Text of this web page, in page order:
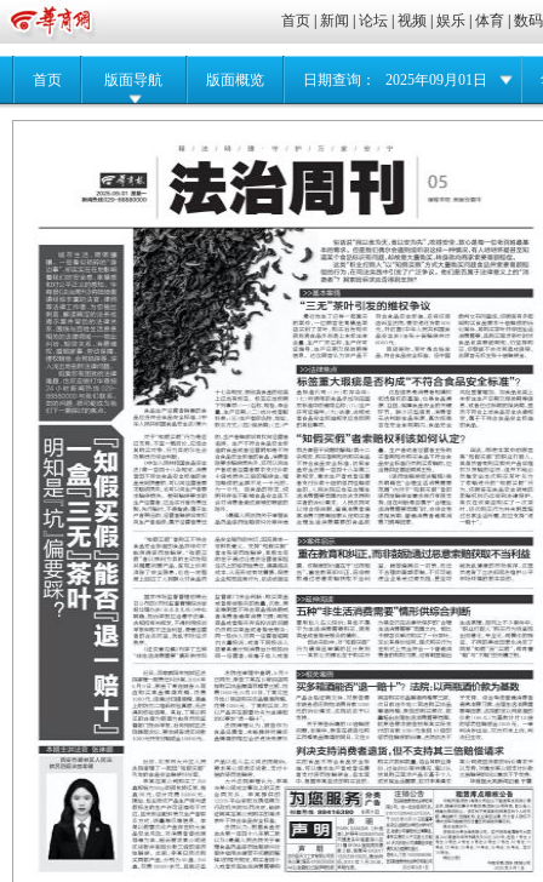
首页 |新闻 |论坛 |视频 |娱乐 |体育 |数码
首页 版面导航 版面概览 日期查询： 2025年09月01日